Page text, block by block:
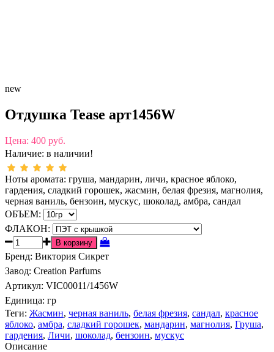
new
Отдушка Tease арт1456W
Цена: 400 руб.
Наличие: в наличии!
Ноты аромата: груша, мандарин, личи, красное яблоко,
гардения, сладкий горошек, жасмин, белая фрезия, магнолия,
черная ваниль, бензоин, мускус, шоколад, амбра, сандал
ОБЪЕМ:
ФЛАКОН:
Бренд: Виктория Сикрет
Завод: Creation Parfums
Артикул: VIC00011/1456W
Единица: гр
Теги: Жасмин, черная ваниль, белая фрезия, сандал, красное
яблоко, амбра, сладкий горошек, мандарин, магнолия, Груша,
гардения, Личи, шоколад, бензоин, мускус
Описание